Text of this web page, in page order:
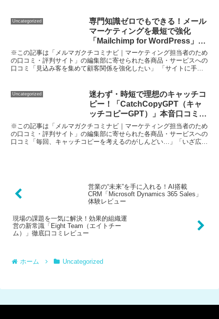
Uncategorized
専門知識ゼロでもできる！メール
マーケティングを最短で強化
「Mailchimp for WordPress」徹
底口コミレビュー
※この記事は「メルマガクチコミナビ｜マーケティング担当者のため
の口コミ・評判サイト」の編集部に寄せられた各商品・サービスへの
口コミ「見込み客を集めて顧客関係を強化したい」 「サイトに手軽
Uncategorized
迷わず・時短で理想のキャッチコ
ピー！「CatchCopyGPT（キャ
ッチコピーGPT）」本音口コミレ
ビュー
※この記事は「メルマガクチコミナビ｜マーケティング担当者のため
の口コミ・評判サイト」の編集部に寄せられた各商品・サービスへの
口コミ「毎回、キャッチコピーを考えるのがしんどい…」「いざ広告
営業の“未来”を手に入れる！AI搭載
CRM「Microsoft Dynamics 365 Sales」
体験レビュー
現場の課題を一気に解決！効果的組織運
営の新常識「Eight Team（エイトチー
ム）」徹底口コミレビュー
ホーム Uncategorized